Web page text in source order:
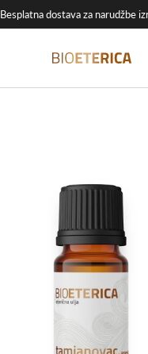
Besplatna dostava za narudžbe